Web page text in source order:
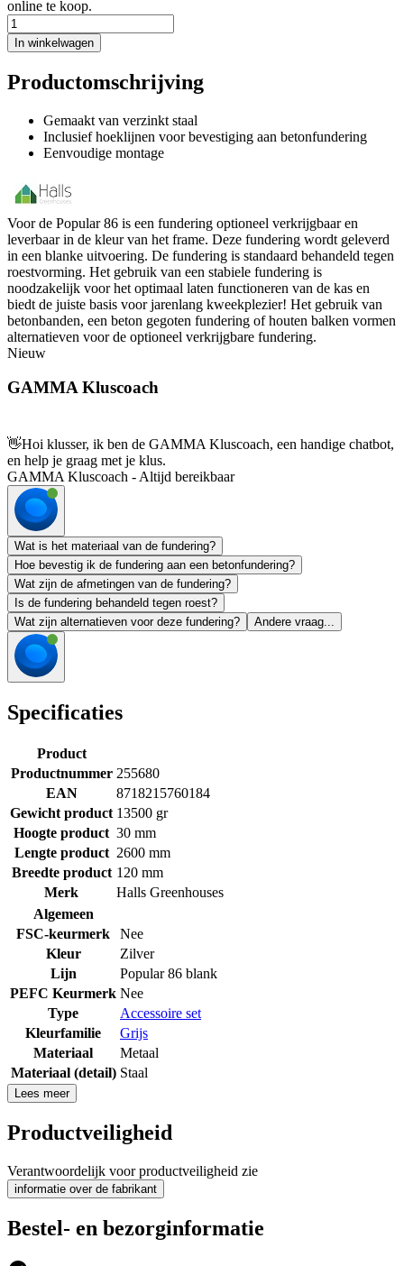
online te koop.
In winkelwagen
Productomschrijving
Gemaakt van verzinkt staal
Inclusief hoeklijnen voor bevestiging aan betonfundering
Eenvoudige montage
Voor de Popular 86 is een fundering optioneel verkrijgbaar en
leverbaar in de kleur van het frame. Deze fundering wordt geleverd
in een blanke uitvoering. De fundering is standaard behandeld tegen
roestvorming. Het gebruik van een stabiele fundering is
noodzakelijk voor het optimaal laten functioneren van de kas en
biedt de juiste basis voor jarenlang kweekplezier! Het gebruik van
betonbanden, een beton gegoten fundering of houten balken vormen
alternatieven voor de optioneel verkrijgbare fundering.
Nieuw
GAMMA Kluscoach
👋Hoi klusser, ik ben de GAMMA Kluscoach, een handige chatbot,
en help je graag met je klus.
GAMMA Kluscoach - Altijd bereikbaar
Wat is het materiaal van de fundering?
Hoe bevestig ik de fundering aan een betonfundering?
Wat zijn de afmetingen van de fundering?
Is de fundering behandeld tegen roest?
Wat zijn alternatieven voor deze fundering?
Andere vraag...
Specificaties
Product
Productnummer 255680
EAN
8718215760184
Gewicht product 13500 gr
Hoogte product 30 mm
Lengte product 2600 mm
Breedte product 120 mm
Merk
Halls Greenhouses
Algemeen
FSC-keurmerk
Nee
Kleur
Zilver
Lijn
Popular 86 blank
PEFC Keurmerk Nee
Type
Accessoire set
Kleurfamilie
Grijs
Materiaal
Metaal
Materiaal (detail) Staal
Lees meer
Productveiligheid
Verantwoordelijk voor productveiligheid zie
informatie over de fabrikant
Bestel- en bezorginformatie